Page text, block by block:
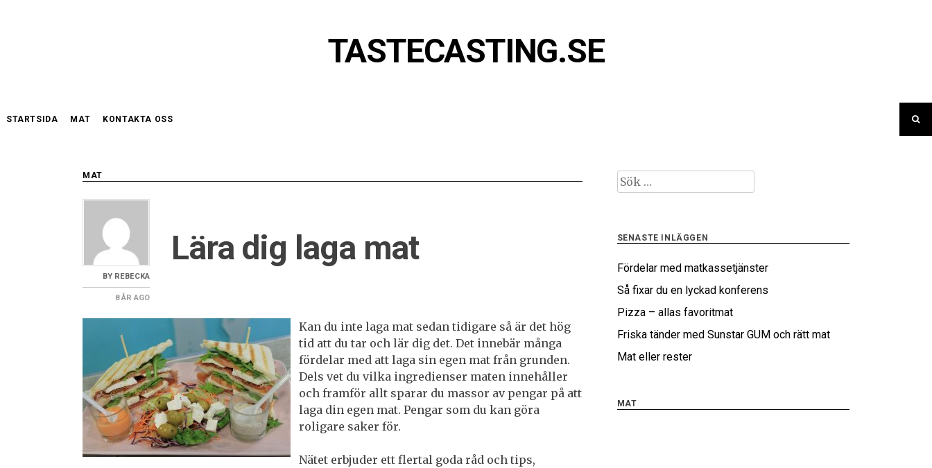
TASTECASTING.SE
STARTSIDA MAT KONTAKTA OSS
MAT
BY REBECKA
8 ÅR AGO
Lära dig laga mat
Kan du inte laga mat sedan tidigare så är det hög
tid att du tar och lär dig det. Det innebär många
fördelar med att laga sin egen mat från grunden.
Dels vet du vilka ingredienser maten innehåller
och framför allt sparar du massor av pengar på att
laga din egen mat. Pengar som du kan göra
roligare saker för.
Nätet erbjuder ett flertal goda råd och tips,
Sök
efter:
SENASTE INLÄGGEN
Fördelar med matkassetjänster
Så fixar du en lyckad konferens
Pizza – allas favoritmat
Friska tänder med Sunstar GUM och rätt mat
Mat eller rester
MAT